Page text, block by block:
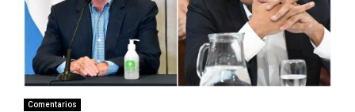
Comentarios